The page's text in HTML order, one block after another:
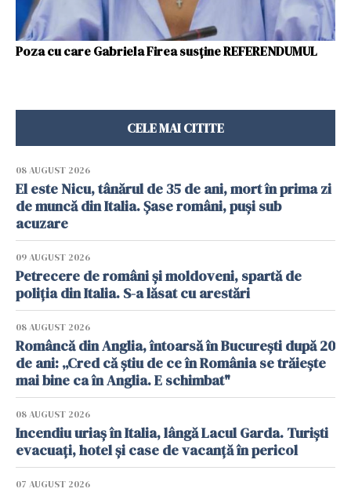
Poza cu care Gabriela Firea susține REFERENDUMUL
CELE MAI CITITE
08 AUGUST 2026
El este Nicu, tânărul de 35 de ani, mort în prima zi
de muncă din Italia. Șase români, puși sub
acuzare
09 AUGUST 2026
Petrecere de români și moldoveni, spartă de
poliția din Italia. S-a lăsat cu arestări
08 AUGUST 2026
Româncă din Anglia, întoarsă în București după 20
de ani: „Cred că știu de ce în România se trăiește
mai bine ca în Anglia. E schimbat"
08 AUGUST 2026
Incendiu uriaș în Italia, lângă Lacul Garda. Turiști
evacuați, hotel și case de vacanță în pericol
07 AUGUST 2026